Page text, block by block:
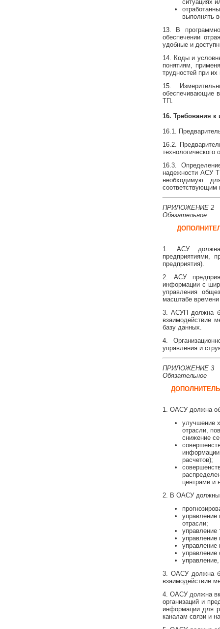
ситуациях
выполнять
13. В
обеспечении
удобные и
14. Коды и
понятиям,
трудностей при их
15.
обеспечивающие
ТП.
16. Требования
16.1.
16.2.
16.3.
надежности АСУ
необходимую
соответствующим
ПРИЛОЖЕНИЕ 2
Обязательное
1. АСУ должна
предприятиями,
предприятия).
2. АСУ
информации с
управления
масштабе
3. АСУП должна
взаимодействие
базу данных.
4.
управления и
ПРИЛОЖЕНИЕ 3
Обязательное
1. ОАСУ должна
улучшение
отрасли,
снижение
расчетов);
центрами и
2. В ОАСУ должны
управление
отрасли;
управление
управление
управление
3. ОАСУ должна
взаимодействие
4. ОАСУ должна
организаций и
информации для
каналам связи и